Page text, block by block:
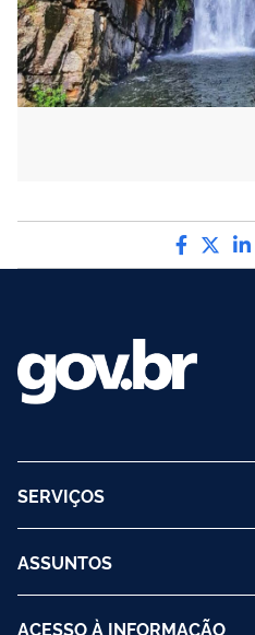
SERVIÇOS
ASSUNTOS
ACESSO À INFORMAÇÃO